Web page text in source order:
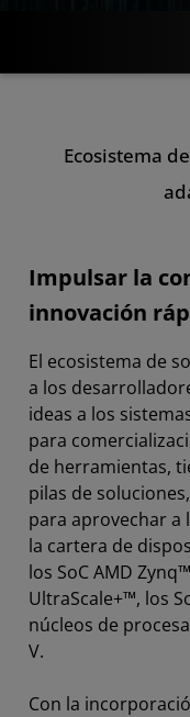
Ecosistema
Impulsar la
innovación
El ecosistema de
a los
ideas a los
para
de herramientas,
pilas de
para aprovechar a
la cartera de
los SoC AMD
UltraScale+™, los
núcleos de
V.
Con la